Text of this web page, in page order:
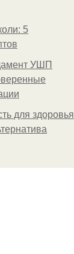
5
УШП
для здоровья